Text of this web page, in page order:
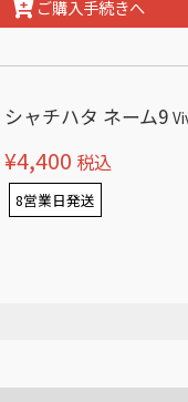
ご購入手続きへ
シャチハタ ネーム9
¥4,400 税込
8営業日発送